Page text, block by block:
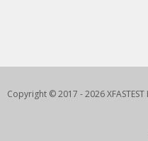
Copyright © 2017 - 2026 XFASTEST